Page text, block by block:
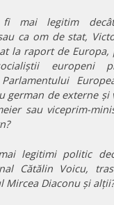
mai legitim decât
ca om de stat,
la raport de
europeni
german de externe și
sau viceprim-
legitimi politic
Cătălin Voicu,
Mircea Diaconu și alții?